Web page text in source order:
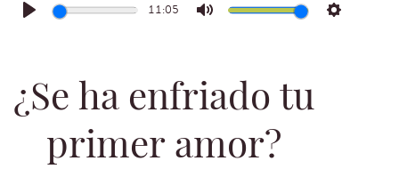
Play
11:05
Mute Settings
¿Se ha enfriado tu
primer amor?